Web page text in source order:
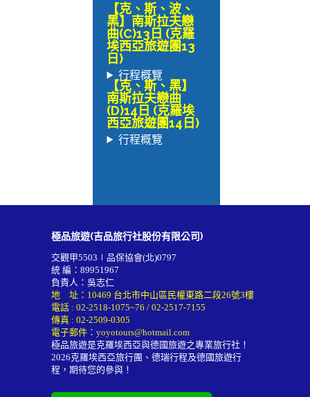
【克、斯、波、
黑】南斯拉夫戀
曲(C)13日 (克羅
埃西亞旅遊團13
日)
行程概覽
【克、斯、黑】
南斯拉夫戀曲
(D)14日 (克羅埃
西亞旅遊團14日)
行程概覽
極品旅遊(吉品旅行社股份有限公司)
交觀甲5503∣品保協會(北)0797
統 編：89951967
負責人：吳志仁
地 址：10469 台北市中山區民權東路二段26號3樓
電話 : 02-2518-1075~76 / 02-2517-7155
傳真 : 02-2509-0305
電子郵件： yoyotours@hotmail.com
極品旅遊是克羅埃西亞與德國旅遊之專業旅行社！
2026克羅埃西亞旅行團 、德瑞行程及德國旅遊行
程 ，期待您的參與！